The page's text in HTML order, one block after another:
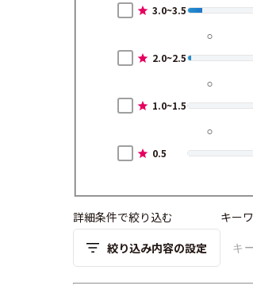
3.0~3.5
2.0~2.5
1.0~1.5
0.5
詳細条件で絞り込む
絞り込み内容の設定
キー